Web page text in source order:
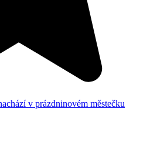
v prázdninovém městečku